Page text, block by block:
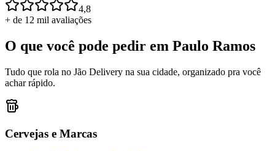
4,8
+ de 12 mil avaliações
O que você pode pedir em Paulo Ramos
Tudo que rola no Jão Delivery na sua cidade, organizado pra você
achar rápido.
Cervejas e Marcas